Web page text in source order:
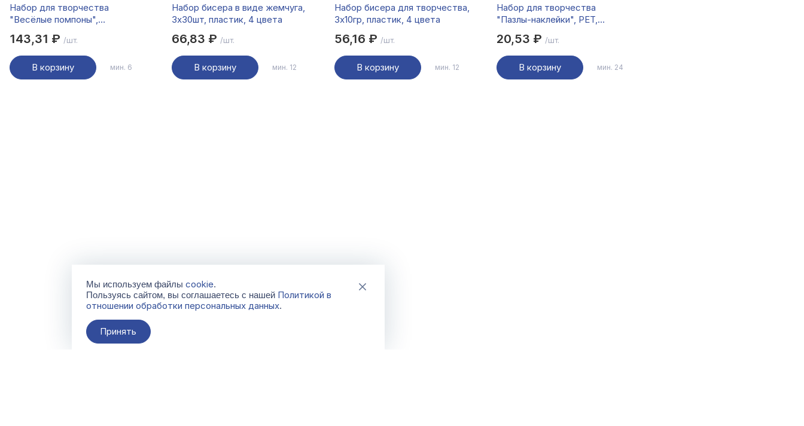
Набор для творчества
"Весёлые помпоны",
полиэстер
143,31 ₽ /шт.
В корзину мин. 6
Набор бисера в виде жемчуга,
3x30шт, пластик, 4 цвета
66,83 ₽/шт.
В корзину мин. 12
Набор бисера для творчества,
3x10гр, пластик, 4 цвета
56,16 ₽ /шт.
В корзину мин. 12
Набор для творчества
"Пазлы-наклейки", PET,
20,53 ₽/шт.
В корзину мин. 24
Мы используем файлы cookie.
Пользуясь сайтом, вы соглашаетесь с нашей Политикой в
отношении обработки персональных данных.
Принять